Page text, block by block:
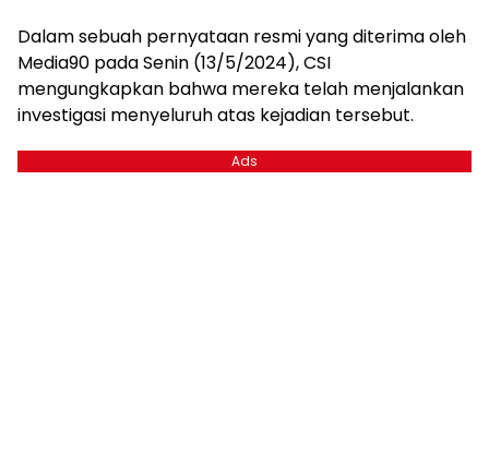
Dalam sebuah pernyataan resmi yang diterima oleh
Media90 pada Senin (13/5/2024), CSI
mengungkapkan bahwa mereka telah menjalankan
investigasi menyeluruh atas kejadian tersebut.
Ads